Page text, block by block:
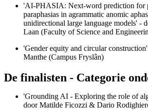
'AI-PHASIA: Next-word prediction for
paraphasias in agrammatic anomic
unidirectional large language models' -
Laan (Faculty of Science and
'Gender equity and circular
Manthe (Campus Fryslân)
De finalisten - Categorie
'Grounding AI - Exploring the role of
door Matilde Ficozzi & Dario